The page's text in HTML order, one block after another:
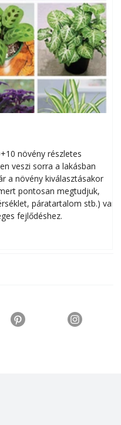
növény részletes
veszi sorra a lakásban
a növény kiválasztásakor
pontosan megtudjuk,
páratartalom stb.) van
fejlődéshez.